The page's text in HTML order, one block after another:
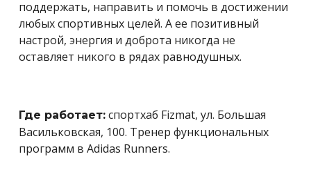
поддержать, направить и помочь в достижении
любых спортивных целей. А ее позитивный
настрой, энергия и доброта никогда не
оставляет никого в рядах равнодушных.
Где работает: спортхаб Fizmat, ул. Большая
Васильковская, 100. Тренер функциональных
программ в Adidas Runners.